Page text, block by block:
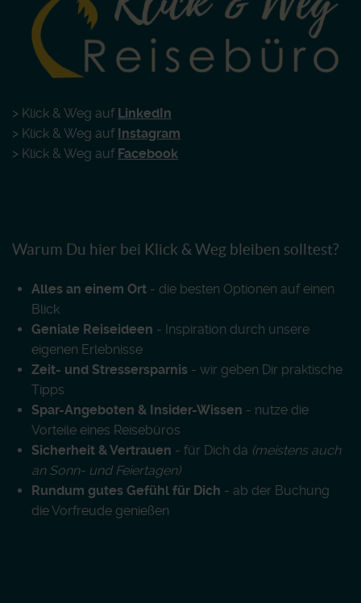
> Klick & Weg auf LinkedIn
> Klick & Weg auf Instagram
> Klick & Weg auf Facebook
Warum Du hier bei Klick & Weg bleiben solltest?
Alles an einem Ort - die besten Optionen auf einen
Blick
Geniale Reiseideen - Inspiration durch unsere
eigenen Erlebnisse
Zeit- und Stressersparnis - wir geben Dir praktische
Tipps
Spar-Angeboten & Insider-Wissen - nutze die
Vorteile eines Reisebüros
Sicherheit & Vertrauen - für Dich da (meistens auch
an Sonn- und Feiertagen)
Rundum gutes Gefühl für Dich - ab der Buchung
die Vorfreude genießen